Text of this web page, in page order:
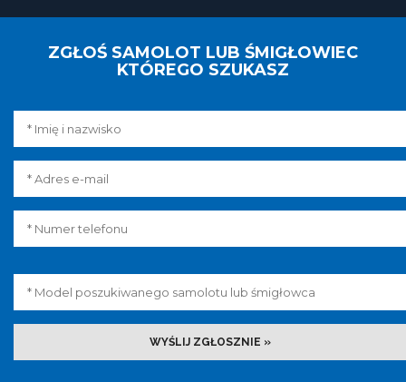
ZGŁOŚ SAMOLOT LUB ŚMIGŁOWIEC
KTÓREGO SZUKASZ
WYŚLIJ ZGŁOSZNIE »